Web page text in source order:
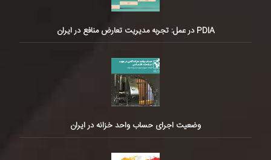
PDIA در عمل: تجربه مدیریت تعارض منافع در ایران
وضعیت اجرای حساب واحد خزانه در ایران